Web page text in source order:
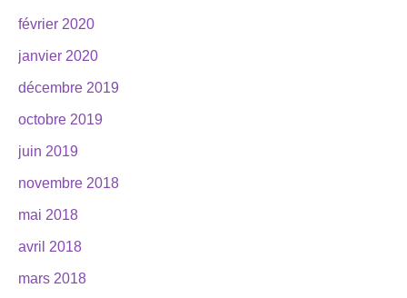
février 2020
janvier 2020
décembre 2019
octobre 2019
juin 2019
novembre 2018
mai 2018
avril 2018
mars 2018